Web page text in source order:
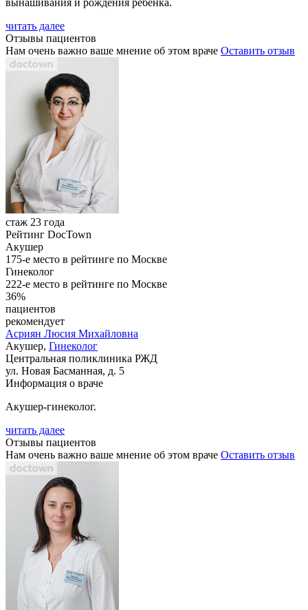
читать далее
Отзывы пациентов
Нам очень важно ваше мнение об этом враче Оставить отзыв
стаж 23 года
Рейтинг DocTown
Акушер
175-е место в рейтинге по Москве
Гинеколог
222-е место в рейтинге по Москве
36%
пациентов
рекомендует
Асриян Люсия Михайловна
Акушер, Гинеколог
Центральная поликлиника РЖД
ул. Новая Басманная, д. 5
Информация о враче
Акушер-гинеколог.
читать далее
Отзывы пациентов
Нам очень важно ваше мнение об этом враче Оставить отзыв